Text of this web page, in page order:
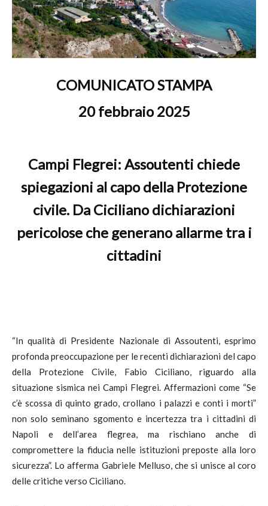
COMUNICATO STAMPA
20 febbraio 2025
Campi Flegrei: Assoutenti chiede
spiegazioni al capo della Protezione
civile. Da Ciciliano dichiarazioni
pericolose che generano allarme tra i
cittadini
“In qualità di Presidente Nazionale di Assoutenti, esprimo
profonda preoccupazione per le recenti dichiarazioni del capo
della Protezione Civile, Fabio Ciciliano, riguardo alla
situazione sismica nei Campi Flegrei. Affermazioni come “Se
c’è scossa di quinto grado, crollano i palazzi e conti i morti”
non solo seminano sgomento e incertezza tra i cittadini di
Napoli e dell’area flegrea, ma rischiano anche di
compromettere la fiducia nelle istituzioni preposte alla loro
sicurezza”. Lo afferma Gabriele Melluso, che si unisce al coro
delle critiche verso Ciciliano.